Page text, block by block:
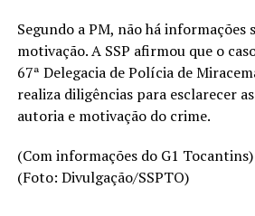
Segundo a PM, não há informações
motivação. A SSP afirmou que o
67ª Delegacia de Polícia de
realiza diligências para esclarecer
autoria e motivação do crime.
(Com informações do G1 Tocantins)
(Foto: Divulgação/SSPTO)